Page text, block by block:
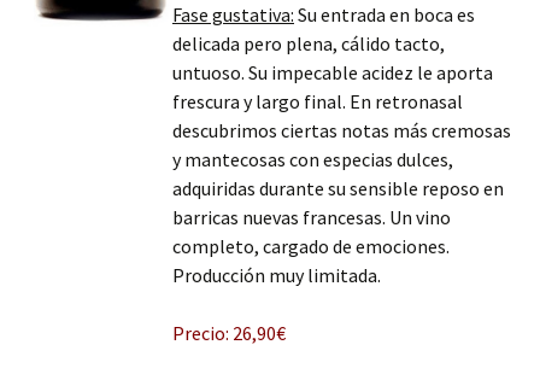
Fase gustativa: Su entrada en boca es
delicada pero plena, cálido tacto,
untuoso. Su impecable acidez le aporta
frescura y largo final. En retronasal
descubrimos ciertas notas más cremosas
y mantecosas con especias dulces,
adquiridas durante su sensible reposo en
barricas nuevas francesas. Un vino
completo, cargado de emociones.
Producción muy limitada.
Precio: 26,90€